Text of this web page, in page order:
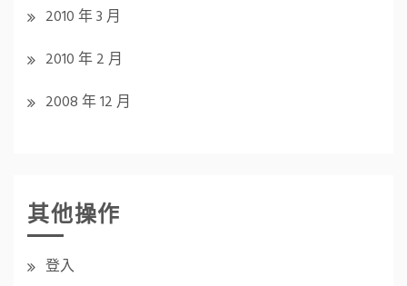
2010 年 3 月
2010 年 2 月
2008 年 12 月
其他操作
登入